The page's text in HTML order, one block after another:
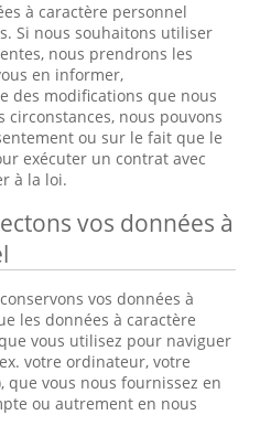
à caractère personnel
Si nous souhaitons utiliser
nous prendrons les
en informer,
des modifications que nous
nous pouvons
ou sur le fait que le
exécuter un contrat avec
à la loi.
vos données à
vos données à
les données à caractère
vous utilisez pour naviguer
votre ordinateur, votre
vous nous fournissez en
ou autrement en nous